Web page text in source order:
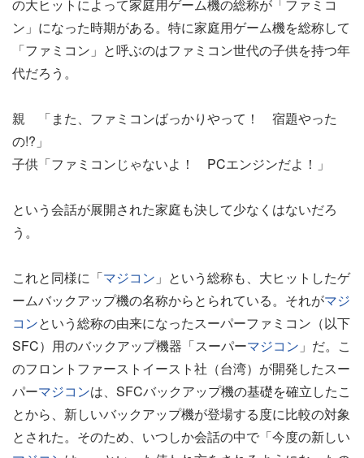
の大ヒットによって家庭用ゲーム機の総称が「ファミコ
ン」になった時期がある。特に家庭用ゲーム機を総称して
「ファミコン」と呼ぶのはファミコン世代の子供を持つ年
代だろう。
親 「また、ファミコンばっかりやって！ 宿題やった
の!?」
子供「ファミコンじゃないよ！ PCエンジンだよ！」
という会話が展開された家庭も決して少なくはないだろ
う。
これと同様に「マジコン 」という総称も、大ヒットしたゲ
ームバックアップ機の名称からとられている。それがマジ
コンという総称の由来になったスーパーファミコン（以下
SFC）用のバックアップ機器「スーパーマジコン 」だ。こ
のフロントファーストイースト社（台湾）が開発したスー
パーマジコンは、SFCバックアップ機の基礎を確立したこ
とから、新しいバックアップ機が登場する度に比較の対象
とされた。そのため、いつしか会話の中で「今度の新しい